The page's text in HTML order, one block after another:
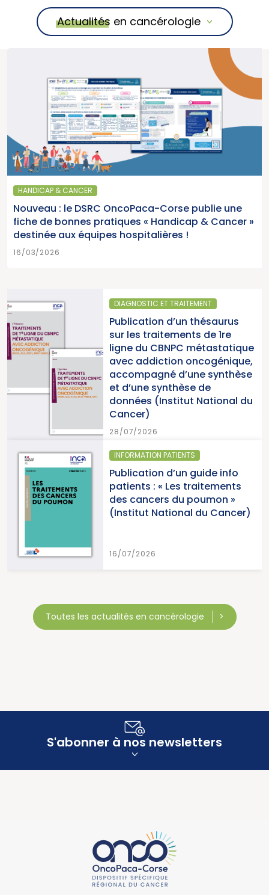
Actualités en cancérologie
HANDICAP & CANCER
Nouveau : le DSRC OncoPaca-Corse publie une
fiche de bonnes pratiques « Handicap & Cancer »
destinée aux équipes hospitalières !
16/03/2026
DIAGNOSTIC ET TRAITEMENT
Publication d’un thésaurus
sur les traitements de 1re
ligne du CBNPC métastatique
avec addiction oncogénique,
accompagné d’une synthèse
et d’une synthèse de
données (Institut National du
28/07/2026
INFORMATION PATIENTS
Publication d’un guide info
patients : « Les traitements
des cancers du poumon »
(Institut National du Cancer)
Toutes les actualités en cancérologie
S'abonner à nos newsletters